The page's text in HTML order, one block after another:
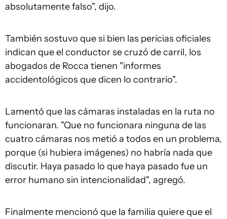
absolutamente falso", dijo.
También sostuvo que si bien las pericias oficiales
indican que el conductor se cruzó de carril, los
abogados de Rocca tienen "informes
accidentológicos que dicen lo contrario".
Lamentó que las cámaras instaladas en la ruta no
funcionaran. "Que no funcionara ninguna de las
cuatro cámaras nos metió a todos en un problema,
porque (si hubiera imágenes) no habría nada que
discutir. Haya pasado lo que haya pasado fue un
error humano sin intencionalidad", agregó.
Finalmente mencionó que la familia quiere que el